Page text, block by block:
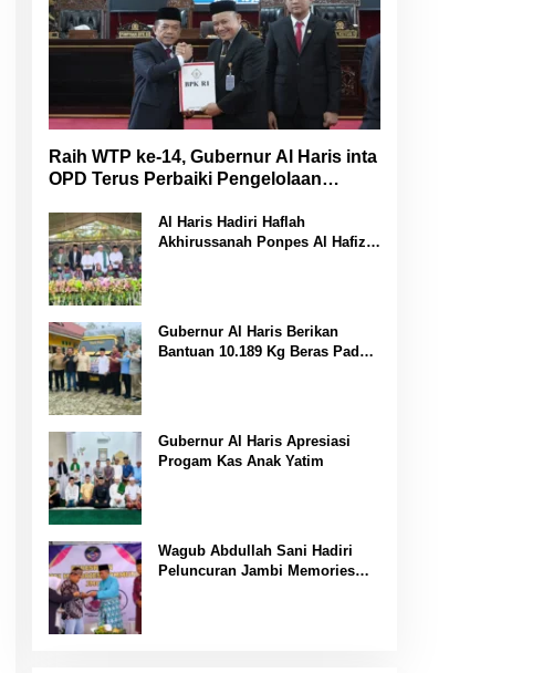
Raih WTP ke-14, Gubernur Al Haris inta
OPD Terus Perbaiki Pengelolaan
Al Haris Hadiri Haflah
Akhirussanah Ponpes Al Hafizh
Gubernur Al Haris Berikan
Bantuan 10.189 Kg Beras Pada
Gubernur Al Haris Apresiasi
Progam Kas Anak Yatim
Wagub Abdullah Sani Hadiri
Peluncuran Jambi Memories